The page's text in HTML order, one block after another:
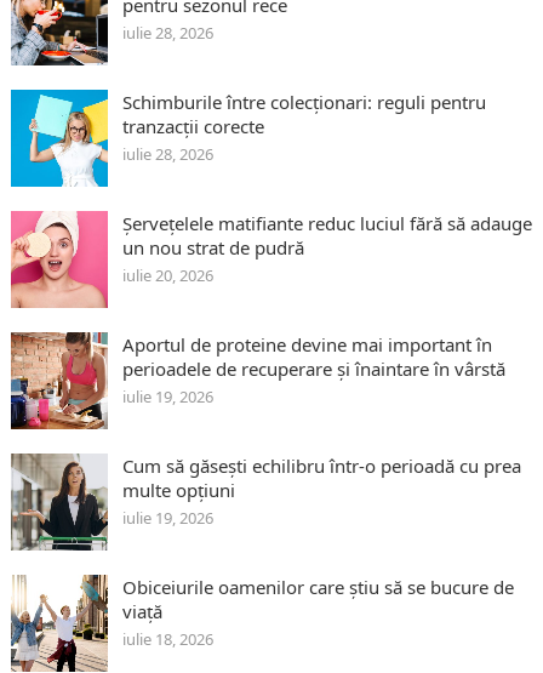
iulie 28, 2026
Schimburile între colecționari: reguli pentru
tranzacții corecte
iulie 28, 2026
Șervețelele matifiante reduc luciul fără să adauge
un nou strat de pudră
iulie 20, 2026
Aportul de proteine devine mai important în
perioadele de recuperare și înaintare în vârstă
iulie 19, 2026
Cum să găsești echilibru într-o perioadă cu prea
multe opțiuni
iulie 19, 2026
Obiceiurile oamenilor care știu să se bucure de
viață
iulie 18, 2026